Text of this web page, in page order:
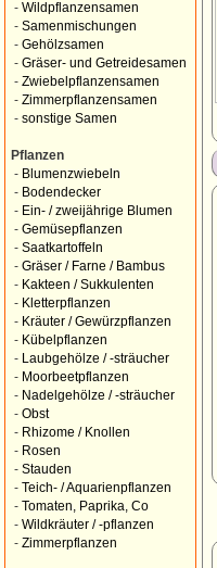
- Wildpflanzensamen
- Samenmischungen
- Gehölzsamen
- Gräser- und Getreidesamen
- Zwiebelpflanzensamen
- Zimmerpflanzensamen
- sonstige Samen
Pflanzen
- Blumenzwiebeln
- Bodendecker
- Ein- / zweijährige Blumen
- Gemüsepflanzen
- Saatkartoffeln
- Gräser / Farne / Bambus
- Kakteen / Sukkulenten
- Kletterpflanzen
- Kräuter / Gewürzpflanzen
- Kübelpflanzen
-
Laubgehölze / -sträucher
- Moorbeetpflanzen
- Nadelgehölze / -sträucher
- Obst
- Rhizome / Knollen
- Rosen
- Stauden
- Teich- / Aquarienpflanzen
- Tomaten, Paprika, Co
- Wildkräuter / -pflanzen
- Zimmerpflanzen